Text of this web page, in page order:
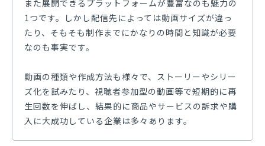
また展開できるプラットフォームが豊富なのも魅力の
1つです。しかし配信先によっては動画サイズが違っ
たり、そもそも制作までにかなりの時間と知識が必要
なのも事実です。
動画の種類や作成方法も様々で、ストーリーやシリー
ズ化を試みたり、視聴者参加型の動画等で短期的に再
生回数を伸ばし、結果的に商品やサービスの訴求や購
入に大成功している企業は多々あります。